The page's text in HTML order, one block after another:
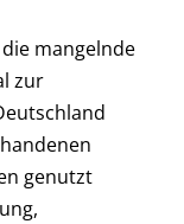
die mangelnde
zur
genutzt